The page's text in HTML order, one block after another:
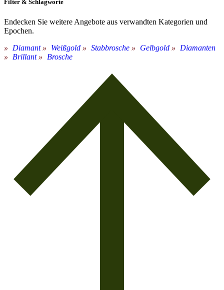
Filter & Schlagworte
Endecken Sie weitere Angebote aus verwandten Kategorien und
Epochen.
Diamant
Weißgold Stabbrosche Gelbgold
Diamanten
Brillant
Brosche